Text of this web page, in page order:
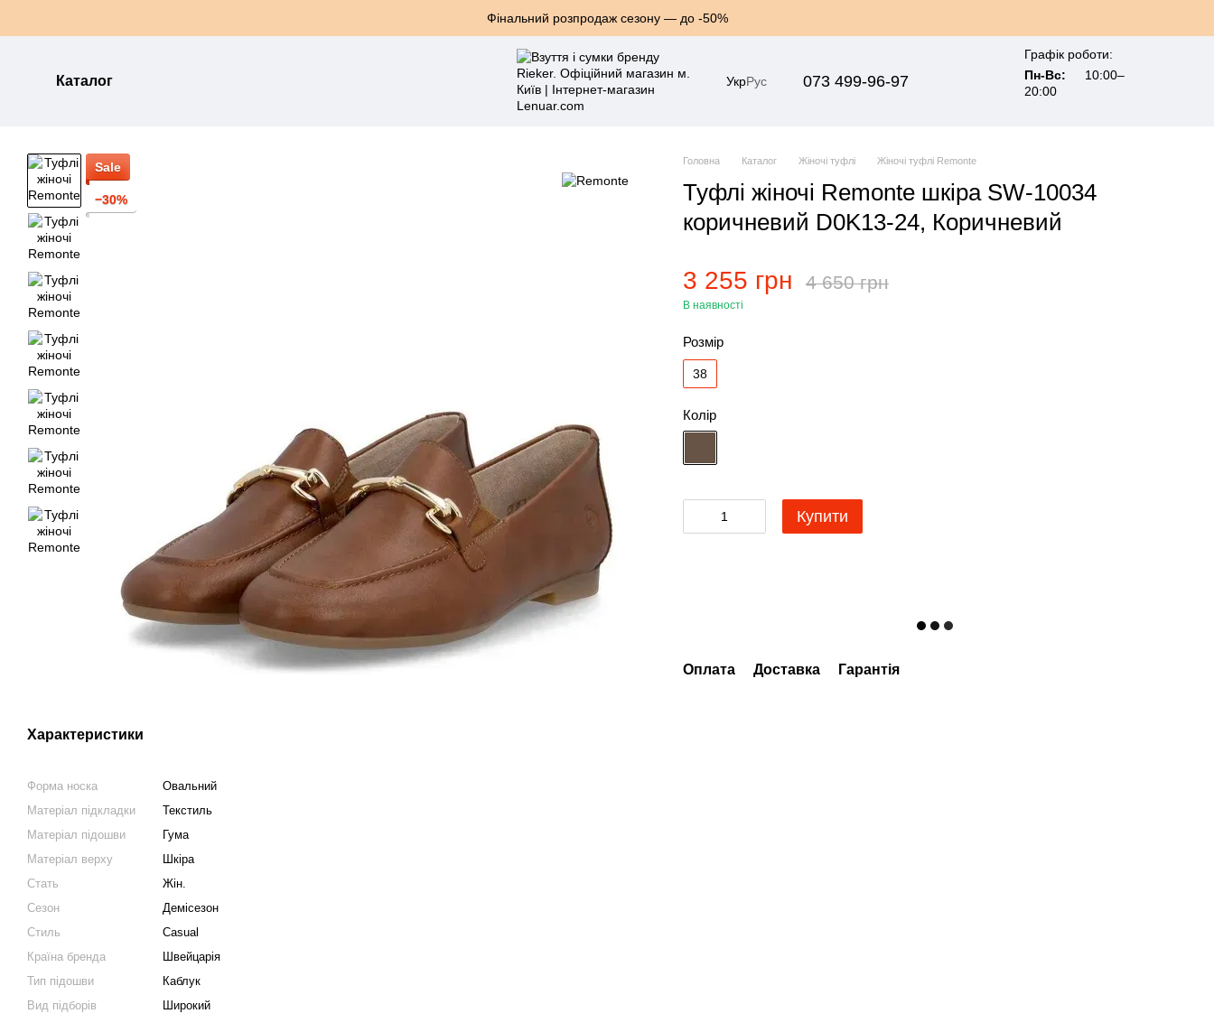
Фінальний розпродаж сезону — до -50%
Каталог УкрРус 073 499-96-97
Графік роботи:
Пн-Вс:
10:00–
20:00
Sale
−30%
Характеристики
Форма носка
Овальний
Матеріал підкладки
Текстиль
Матеріал підошви
Гума
Матеріал верху
Шкіра
Стать
Жін.
Сезон
Демісезон
Стиль
Casual
Країна бренда
Швейцарія
Тип підошви
Каблук
Вид підборів
Широкий
Головна Каталог Жіночі туфлі Жіночі туфлі Remonte
Туфлі жіночі Remonte шкіра SW-10034
коричневий D0K13-24, Коричневий
3 255 грн 4 650 грн
В наявності
Розмір
38
Колір
Купити
Оплата Доставка Гарантія